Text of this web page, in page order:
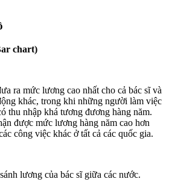
chart)
ra mức lương cao nhất cho cả bác sĩ và
khác, trong khi những người làm việc
thu nhập khá tương đương hàng năm.
được mức lương hàng năm cao hơn
công việc khác ở tất cả các quốc gia.
lương của bác sĩ giữa các nước.